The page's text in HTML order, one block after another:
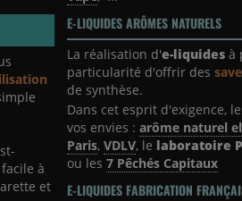
à
et
E-LIQUIDES ARÔMES NATURELS
La réalisation d'e-liquides à
particularité d'offrir des
de synthèse.
Dans cet esprit d'exigence,
vos envies :arôme naturel
Paris,VDLV, le laboratoire
ou les7 Pêchés Capitaux
E-LIQUIDES FABRICATION